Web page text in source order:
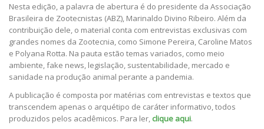
Nesta edição, a palavra de abertura é do presidente da Associação
Brasileira de Zootecnistas (ABZ), Marinaldo Divino Ribeiro. Além da
contribuição dele, o material conta com entrevistas exclusivas com
grandes nomes da Zootecnia, como Simone Pereira, Caroline Matos
e Polyana Rotta. Na pauta estão temas variados, como meio
ambiente, fake news, legislação, sustentabilidade, mercado e
sanidade na produção animal perante a pandemia.
A publicação é composta por matérias com entrevistas e textos que
transcendem apenas o arquétipo de caráter informativo, todos
produzidos pelos acadêmicos. Para ler, clique aqui.